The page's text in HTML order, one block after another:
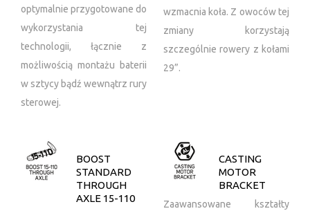
optymalnie przygotowane do
wykorzystania tej
technologii, łącznie z
możliwością montażu baterii
w sztycy bądź wewnątrz rury
sterowej.
wzmacnia koła. Z owoców tej
zmiany korzystają
szczególnie rowery z kołami
29”.
BOOST
STANDARD
THROUGH
AXLE 15-110
CASTING
MOTOR
BRACKET
Zaawansowane kształty